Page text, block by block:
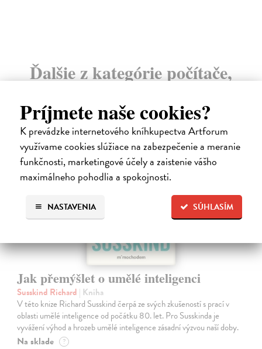
Príjmete naše cookies?
K prevádzke internetového kníhkupectva Artforum
využívame cookies slúžiace na zabezpečenie a meranie
funkčnosti, marketingové účely a zaistenie vášho
maximálneho pohodlia a spokojnosti.
SÚHLASÍM
NASTAVENIA
Ďalšie z kategórie počítače,
na sklade
novinka
Jak přemýšlet o umělé inteligenci
Susskind Richard | Kniha
V této knize Richard Susskind čerpá ze svých zkušeností s prací v
oblasti umělé inteligence od počátku 80. let. Pro Susskinda je
vyvážení výhod a hrozeb umělé inteligence zásadní výzvou naší doby.
Na sklade ?